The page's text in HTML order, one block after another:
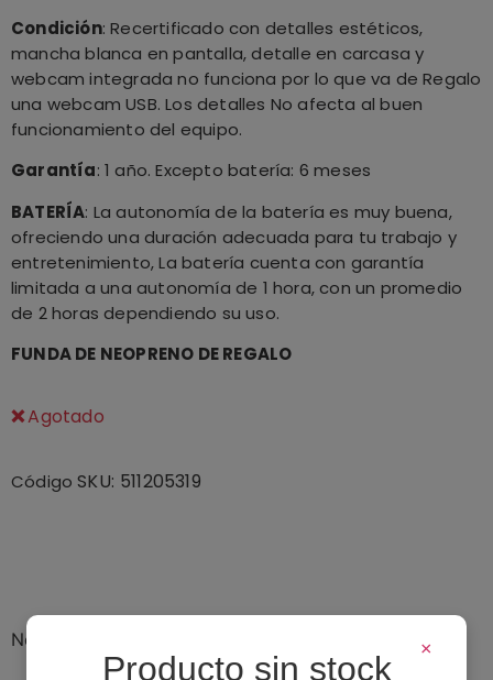
Condición: Recertificado con detalles estéticos,
mancha blanca en pantalla, detalle en carcasa y
webcam integrada no funciona por lo que va de Regalo
una webcam USB. Los detalles No afecta al buen
funcionamiento del equipo.
Garantía: 1 año. Excepto batería: 6 meses
BATERÍA: La autonomía de la batería es muy buena,
ofreciendo una duración adecuada para tu trabajo y
entretenimiento, La batería cuenta con garantía
limitada a una autonomía de 1 hora, con un promedio
de 2 horas dependiendo su uso.
FUNDA DE NEOPRENO DE REGALO
Agotado
Código SKU: 511205319
No hay valoraciones para mostrar ×
Producto sin stock